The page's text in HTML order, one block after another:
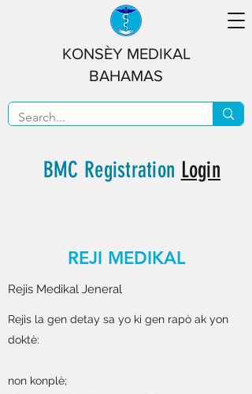
KONSÈY MEDIKAL
BAHAMAS
BMC Registration Login
REJI MEDIKAL
Rejis Medikal Jeneral
Rejis la gen detay sa yo ki gen rapò ak yon
doktè:
non konplè;